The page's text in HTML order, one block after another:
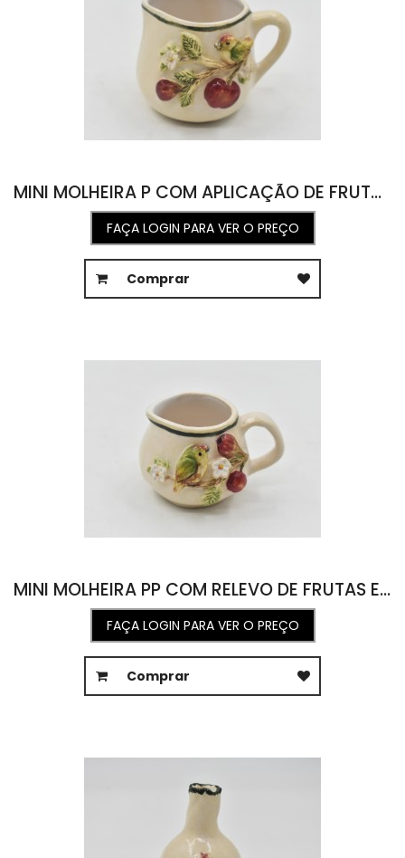
MINI MOLHEIRA P COM APLICAÇÃO DE FRUTAS E PÁSSARO 6L X 7C X 5A
FAÇA LOGIN PARA VER O PREÇO
Comprar
MINI MOLHEIRA PP COM RELEVO DE FRUTAS E PÁSSARO 5L X 6C X 3,5A
FAÇA LOGIN PARA VER O PREÇO
Comprar